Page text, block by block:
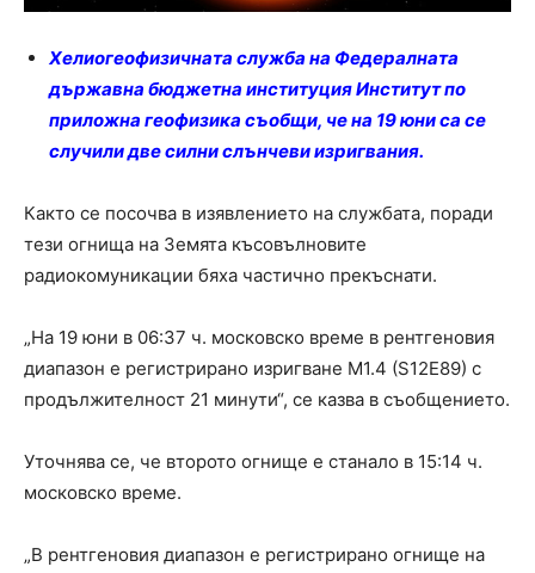
Хелиогеофизичната служба на Федералната
държавна бюджетна институция Институт по
приложна геофизика съобщи, че на 19 юни са се
случили две силни слънчеви изригвания.
Както се посочва в изявлението на службата, поради
тези огнища на Земята късовълновите
радиокомуникации бяха частично прекъснати.
„На 19 юни в 06:37 ч. московско време в рентгеновия
диапазон е регистрирано изригване M1.4 (S12E89) с
продължителност 21 минути“, се казва в съобщението.
Уточнява се, че второто огнище е станало в 15:14 ч.
московско време.
„В рентгеновия диапазон е регистрирано огнище на